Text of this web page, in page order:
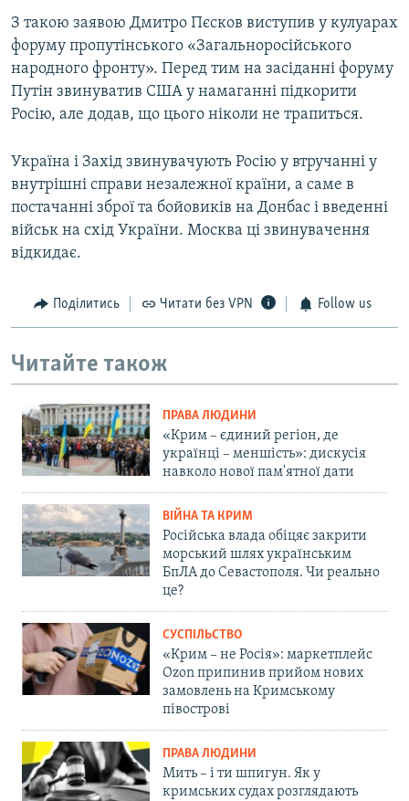
З такою заявою Дмитро Пєсков виступив у кулуарах
форуму пропутінського «Загальноросійського
народного фронту». Перед тим на засіданні форуму
Путін звинуватив США у намаганні підкорити
Росію, але додав, що цього ніколи не трапиться.
Україна і Захід звинувачують Росію у втручанні у
внутрішні справи незалежної країни, а саме в
постачанні зброї та бойовиків на Донбас і введенні
військ на схід України. Москва ці звинувачення
відкидає.
Поділитись Читати без VPN Follow us
Читайте також
ПРАВА ЛЮДИНИ
«Крим – єдиний регіон, де
українці – меншість»: дискусія
навколо нової пам'ятної дати
ВІЙНА ТА КРИМ
Російська влада обіцяє закрити
морський шлях українським
БпЛА до Севастополя. Чи реально
це?
СУСПІЛЬСТВО
«Крим – не Росія»: маркетплейс
Ozon припинив прийом нових
замовлень на Кримському
півострові
ПРАВА ЛЮДИНИ
Мить – і ти шпигун. Як у
кримських судах розглядають